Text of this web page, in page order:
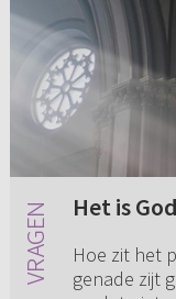
Het is
Hoe zit het
genade zijt